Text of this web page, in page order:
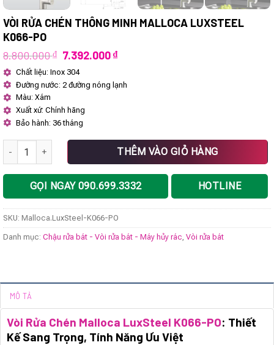
VÒI RỬA CHÉN THÔNG MINH MALLOCA LUXSTEEL
K066-PO
8.800.000₫ Giá
là:
8.800.000 ₫.
7.392.000₫Giá
là:
Chất liệu: Inox 304
Đường nước: 2 đường nóng lạnh
Màu: Xám
Xuất xứ: Chính hãng
Bảo hành: 36 tháng
Vòi rửa chén thông minh Malloca LuxSteel K066-PO số lượng
THÊM VÀO GIỎ HÀNG
GỌI NGAY 090.699.3332 HOTLINE
SKU: Malloca.LuxSteel-K066-PO
Danh mục: Chậu rửa bát - Vòi rửa bát - Máy hủy rác, Vòi rửa bát
MÔ TẢ
Vòi Rửa Chén Malloca LuxSteel K066-PO: Thiết
Kế Sang Trọng, Tính Năng Ưu Việt